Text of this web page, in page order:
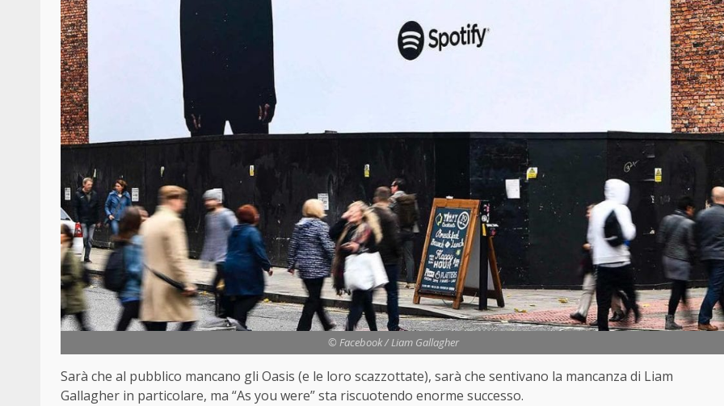
© Facebook / Liam Gallagher
Sarà che al pubblico mancano gli Oasis (e le loro scazzottate), sarà che sentivano la mancanza di Liam
Gallagher in particolare, ma “As you were” sta riscuotendo enorme successo.